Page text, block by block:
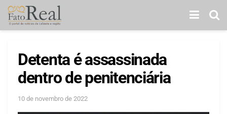
Detenta é assassinada
dentro de penitenciária
10 de novembro de 2022